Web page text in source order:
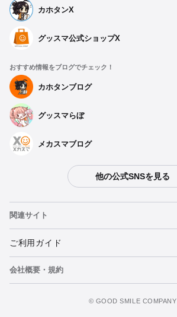
カホタンX
グッスマ公式ショップX
おすすめ情報をブログでチェック！
カホタンブログ
グッスマらぼ
メカスマブログ
他の公式SNSを見る
関連サイト
ねんどろいど
ねんどろいどフェイスメーカー
ご利用ガイド
重要なお知らせ
会社概要・規約
©️ GOOD SMILE COMPANY